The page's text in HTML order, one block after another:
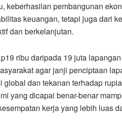
keberhasilan pembangunan
keuangan, tetapi juga dari
dan berkelanjutan.
ribu daripada 19 juta
agar janji penciptaan
dan tekanan terhadap
yang dicapai benar-benar
kerja yang lebih luas